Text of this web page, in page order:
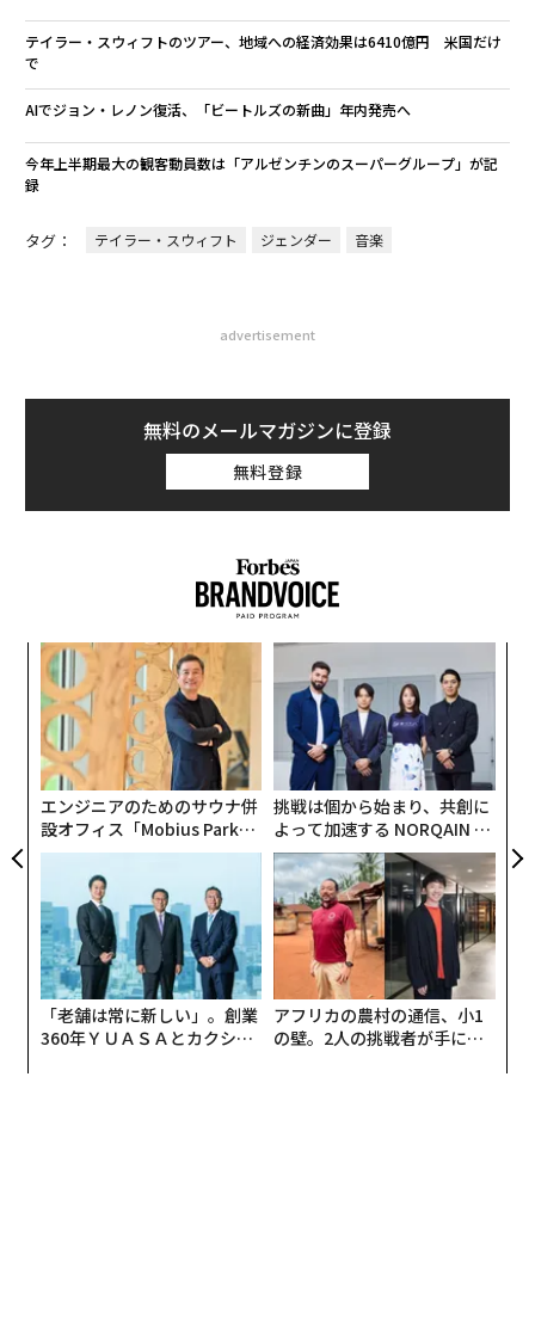
テイラー・スウィフトのツアー、地域への経済効果は6410億円 米国だけ
で
AIでジョン・レノン復活、「ビートルズの新曲」年内発売へ
今年上半期最大の観客動員数は「アルゼンチンのスーパーグループ」が記
録
タグ： テイラー・スウィフト ジェンダー 音楽
advertisement
無料のメールマガジンに登録
無料登録
エンジニアのためのサウナ併
設オフィス「Mobius Park」
がオープン──タマディック
が健康経営を徹底する理由
挑戦は個から始まり、共創に
よって加速する NORQAIN JA
PAN 特別座談会
「老舗は常に新しい」。創業
360年ＹＵＡＳＡとカクシン
アフリカの農村の通信、小1
の壁。2人の挑戦者が手にし